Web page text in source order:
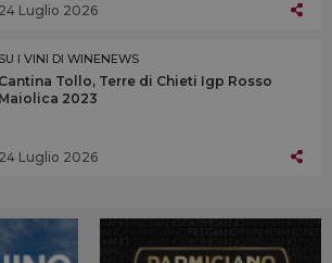
24 Luglio 2026
SU I VINI DI WINENEWS
Cantina Tollo, Terre di Chieti Igp Rosso
Maiolica 2023
24 Luglio 2026